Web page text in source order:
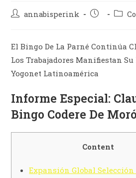
annabisperink
El Bingo De La Parné Continúa
Los Trabajadores Manifiestan
Yogonet Latinoamérica
Informe Especial:
Bingo Codere De
Content
Expansión Global